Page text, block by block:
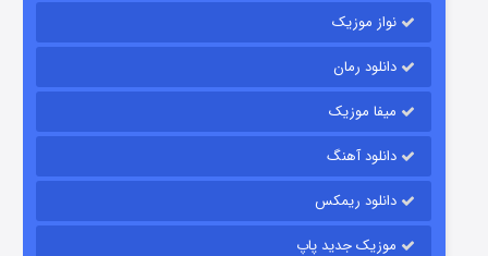
قسمت
نواز موزیک
دانلود رمان
میفا موزیک
دانلود آهنگ
دانلود ریمکس
موزیک جدید پاپ